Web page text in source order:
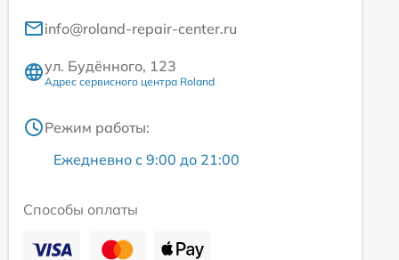
info@roland-repair-center.ru
ул. Будённого, 123
Адрес сервисного центра Roland
Режим работы:
Ежедневно с 9:00 до 21:00
Способы оплаты